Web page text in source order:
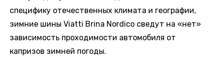
специфику отечественных климата и географии,
зимние шины Viatti Brina Nordico сведут на «нет»
зависимость проходимости автомобиля от
капризов зимней погоды.